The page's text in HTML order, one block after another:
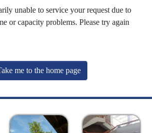
unable to service your request due to
or capacity problems. Please try again
me to the home page